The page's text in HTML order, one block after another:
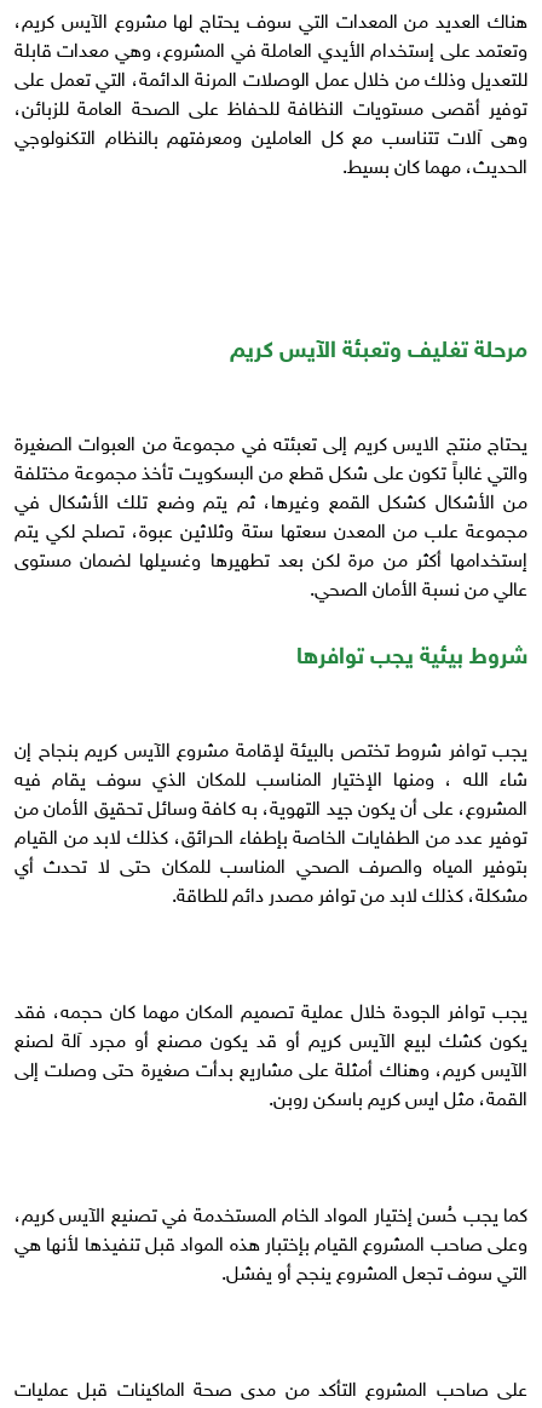
هناك العديد من المعدات التي سوف يحتاج لها مشروع الآيس كريم،
وتعتمد على إستخدام الأيدي العاملة في المشروع، وهي معدات قابلة
للتعديل وذلك من خلال عمل الوصلات المرنة الدائمة، التي تعمل على
توفير أقصى مستويات النظافة للحفاظ على الصحة العامة للزبائن،
وهى آلات تتناسب مع كل العاملين ومعرفتهم بالنظام التكنولوجي
الحديث، مهما كان بسيط.
مرحلة تغليف وتعبئة الآيس كريم
يحتاج منتج الايس كريم إلى تعبئته في مجموعة من العبوات الصغيرة
والتي غالباً تكون على شكل قطع من البسكويت تأخذ مجموعة مختلفة
من الأشكال كشكل القمع وغيرها، ثم يتم وضع تلك الأشكال في
مجموعة علب من المعدن سعتها ستة وثلاثين عبوة، تصلح لكي يتم
إستخدامها أكثر من مرة لكن بعد تطهيرها وغسيلها لضمان مستوى
عالي من نسبة الأمان الصحي.
شروط بيئية يجب توافرها
يجب توافر شروط تختص بالبيئة لإقامة مشروع الآيس كريم بنجاح إن
شاء الله ، ومنها الإختيار المناسب للمكان الذي سوف يقام فيه
المشروع، على أن يكون جيد التهوية، به كافة وسائل تحقيق الأمان من
توفير عدد من الطفايات الخاصة بإطفاء الحرائق، كذلك لابد من القيام
بتوفير المياه والصرف الصحي المناسب للمكان حتى لا تحدث أي
مشكلة، كذلك لابد من توافر مصدر دائم للطاقة.
يجب توافر الجودة خلال عملية تصميم المكان مهما كان حجمه، فقد
يكون كشك لبيع الآيس كريم أو قد يكون مصنع أو مجرد آلة لصنع
الآيس كريم، وهناك أمثلة على مشاريع بدأت صغيرة حتى وصلت إلى
القمة، مثل ايس كريم باسكن روبن.
كما يجب حُسن إختيار المواد الخام المستخدمة في تصنيع الآيس كريم،
وعلى صاحب المشروع القيام بإختبار هذه المواد قبل تنفيذها لأنها هي
التي سوف تجعل المشروع ينجح أو يفشل.
على صاحب المشروع التأكد من مدى صحة الماكينات قبل عمليات